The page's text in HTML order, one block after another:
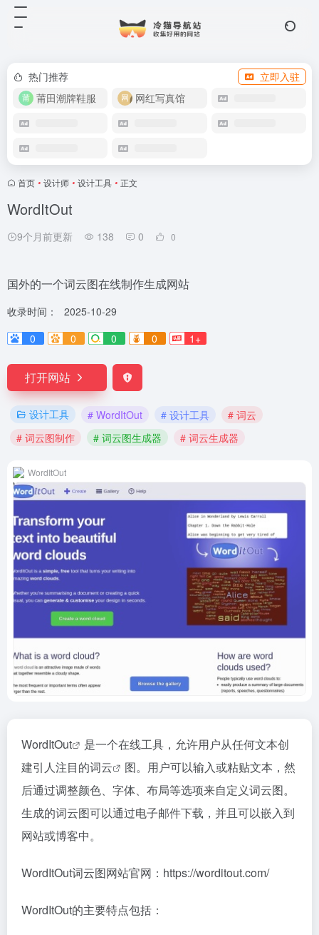
热门推荐
立即入驻
莆田潮牌鞋服
网红写真馆
首页 • 设计师 • 设计工具 • 正文
WordItOut
9个月前更新 138 0 0
国外的一个词云图在线制作生成网站
收录时间：
2025-10-29
0
0 0 0 1+
打开网站
设计工具 # WordItOut # 设计工具
# 词云
# 词云图制作
# 词云图生成器 # 词云生成器
WordItOut
WordItOut
是一个在线工具，允许用户从任何文本创
建引人注目的词云
图。用户可以输入或粘贴文本，然
后通过调整颜色、字体、布局等选项来自定义词云图。
生成的词云图可以通过电子邮件下载，并且可以嵌入到
网站或博客中。
WordItOut词云图网站官网：https://worditout.com/
WordItOut的主要特点包括：